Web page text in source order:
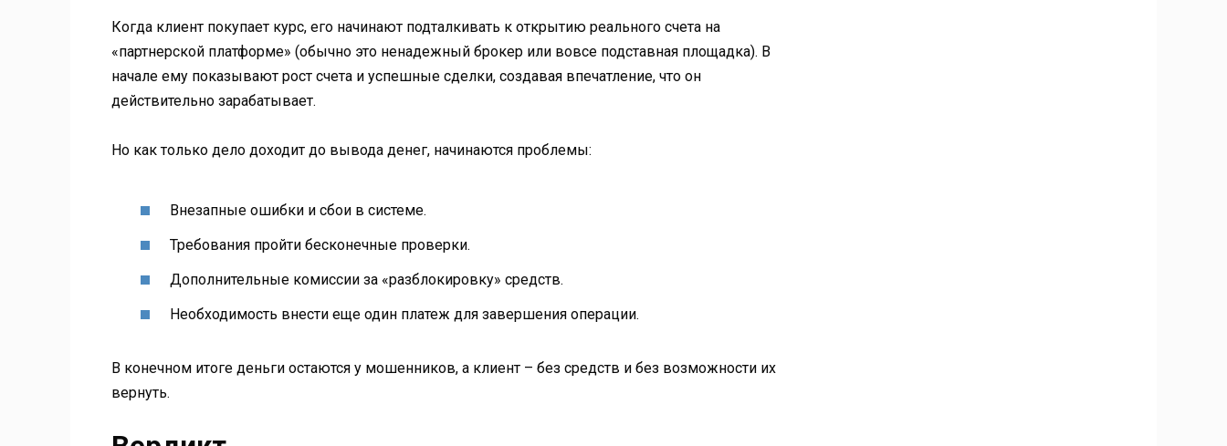
Когда клиент покупает курс, его начинают подталкивать к открытию реального счета на
«партнерской платформе» (обычно это ненадежный брокер или вовсе подставная площадка). В
начале ему показывают рост счета и успешные сделки, создавая впечатление, что он
действительно зарабатывает.
Но как только дело доходит до вывода денег, начинаются проблемы:
Внезапные ошибки и сбои в системе.
Требования пройти бесконечные проверки.
Дополнительные комиссии за «разблокировку» средств.
Необходимость внести еще один платеж для завершения операции.
В конечном итоге деньги остаются у мошенников, а клиент – без средств и без возможности их
вернуть.